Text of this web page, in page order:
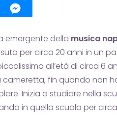
emergente della musica
per circa 20 anni in un
all’età di circa 6
fin quando non
Inizia a studiare nella
in quella scuola per